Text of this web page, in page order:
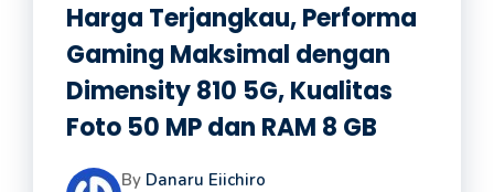
Harga Terjangkau, Performa
Gaming Maksimal dengan
Dimensity 810 5G, Kualitas
Foto 50 MP dan RAM 8 GB
By Danaru Eiichiro